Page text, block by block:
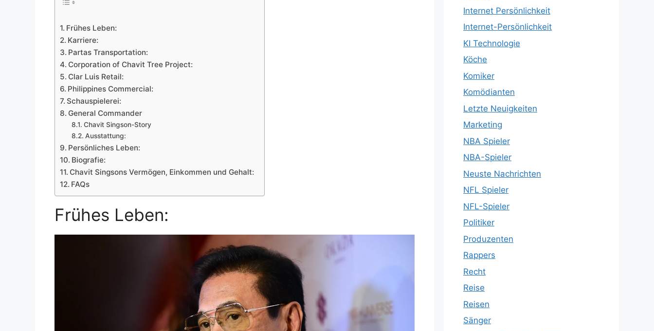
Frühes Leben:
Karriere:
Partas Transportation:
Corporation of Chavit Tree Project:
Clar Luis Retail:
Philippines Commercial:
Schauspielerei:
General Commander
Chavit Singson-Story
Ausstattung:
Persönliches Leben:
Biografie:
Chavit Singsons Vermögen, Einkommen und Gehalt:
FAQs
Frühes Leben:
Internet Persönlichkeit
Internet-Persönlichkeit
KI Technologie
Köche
Komiker
Komödianten
Letzte Neuigkeiten
Marketing
NBA Spieler
NBA-Spieler
Neuste Nachrichten
NFL Spieler
NFL-Spieler
Politiker
Produzenten
Rappers
Recht
Reise
Reisen
Sänger